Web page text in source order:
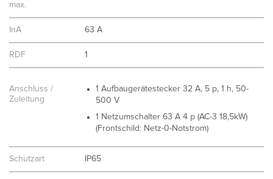
max.
InA 63 A
RDF 1
Anschluss /
Zuleitung
1 Aufbaugerätestecker 32 A, 5 p, 1 h, 50-
500 V
1 Netzumschalter 63 A 4 p (AC-3 18,5kW)
(Frontschild: Netz-0-Notstrom)
Schutzart IP65